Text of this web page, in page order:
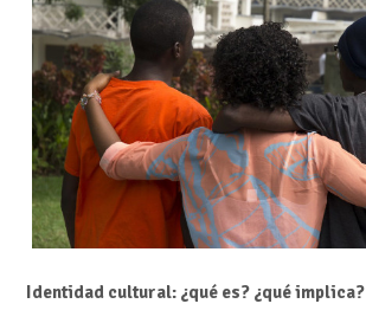
Identidad cultural: ¿qué es? ¿qué implica?